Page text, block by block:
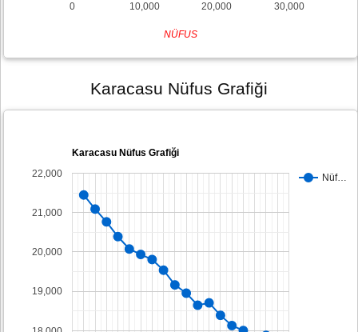
0 10,000 20,000 30,000
NÜFUS
Karacasu Nüfus Grafiği
Karacasu Nüfus Grafiği
Nüf…
19,000
20,000
21,000
22,000